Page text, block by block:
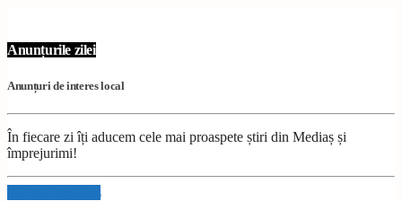
Anunțurile zilei
Anunțuri de interes local
În fiecare zi îți aducem cele mai proaspete știri din Mediaș și
împrejurimi!
Info and episodes